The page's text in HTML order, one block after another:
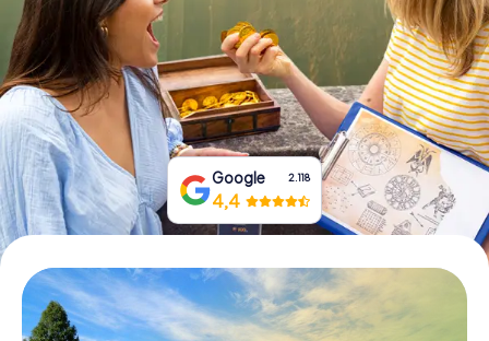
Tickets buchen
Gutscheine bestellen
Google 2.118
4,4